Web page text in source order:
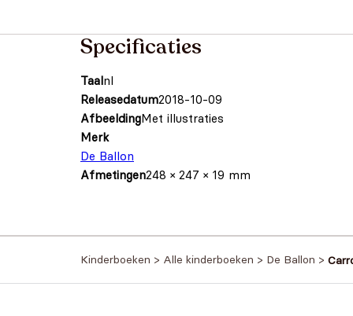
Specificaties
Taalnl
Releasedatum2018-10-09
AfbeeldingMet illustraties
Merk
De Ballon
Afmetingen248 × 247 × 19 mm
Kinderboeken > Alle kinderboeken > De Ballon >